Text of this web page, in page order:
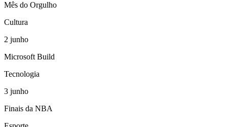
Mês do Orgulho
Cultura
2 junho
Microsoft Build
Tecnologia
3 junho
Finais da NBA